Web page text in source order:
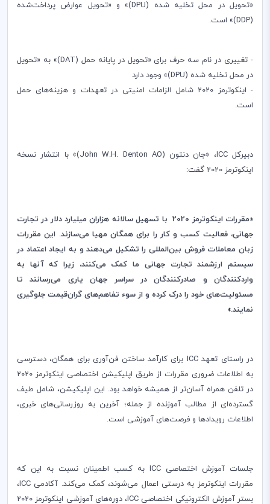
«تحویل در محل تخلیه‌ شده (DPU)» و «تحویل عوارض پرداخت‌شده
(
DDP)» است.
- تغییری در نام سه حرف برای «تحویل در پایانه حمل (DAT)» به «تحویل
در محل تخلیه‌ شده (DPU)» وجود دارد
- اینکوترمز 2020 شامل الزامات امنیتی در تعهدات و هزینه‌های حمل
است.
دبیرکلICC، «جان دنتون (John W.H. Denton AO)» با انتشار نسخه
اینکوترمز 2020 گفت:
«مقررات اینکوترمز 2020
با تسهیل سالانه هزاران میلیارد دلار در تجارت
جهانی، فعالیت کسب و کار را برای همگان مهیا می‌سازند. این مقررات
زبان معاملات فروش بین‌المللی را تشکیل می‌دهند و به ایجاد اعتماد در
سیستم ارزشمند تجارت جهانی ما کمک می‌کنند، زیرا که آنها به
واردکنندگان و صادرکنندگان در سراسر جهان یاری می‌رسانند تا
مسئولیت‌های خود را درک کرده و از سوء تفاهم‌های گران‌قیمت جلوگیری
نمایند.»
در راستای تعهدICC برای کارآمد ساختن فن‌آوری برای همگان، دسترسی
به اطلاعات ضروری مقررات از طریق اپلیکیشن اختصاصی اینکوترمز 2020
در تلفن همراه آسان‌تر از همیشه خواهد بود. این اپلیکیشن، شامل طیف
گسترده‌ای از مطالب آموزنده از جمله؛ آخرین به روزرسانی‌های خبری،
اطلاعات رویدادها و فرصت‌های آموزشی است.
جلسات آموزش اختصاصی ICC به کسب اطمینان نسبت به این که
مقررات اینکوترمز به درستی اعمال می‌شوند، کمک می‌کند. آکادمیICC،
بستر آموزش الکترونیکی اختصاصیICC
، دوره‌های آموزشی اینکوترمز 2020